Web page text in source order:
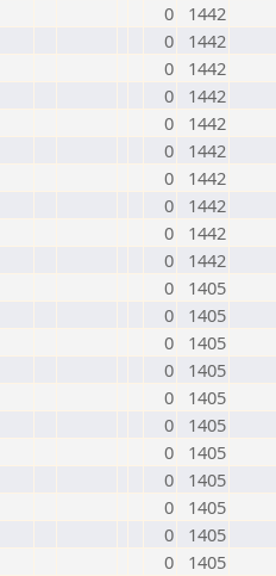
0
1442
0
1442
0
1442
0
1442
0
1442
0
1442
0
1442
0
1442
0
1442
0
1442
0
1405
0
1405
0
1405
0
1405
0
1405
0
1405
0
1405
0
1405
0
1405
0
1405
0
1405